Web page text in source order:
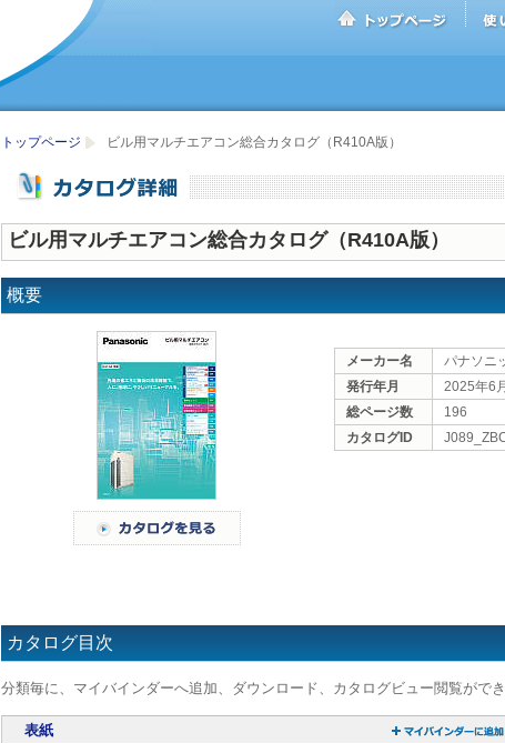
トップページ ビル用マルチエアコン総合カタログ（R410A版）
ビル用マルチエアコン総合カタログ（R410A版）
概要
メーカー名
パナソニ
発行年月
2025年6
総ページ数
196
カタログID
カタログ目次
分類毎に、マイバインダーへ追加、ダウンロード、カタログビュー閲覧がで
表紙